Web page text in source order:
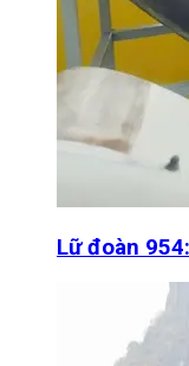
Lữ đoàn